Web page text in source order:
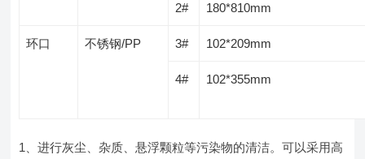
2# 180*810mm
环口 不锈钢/PP 3# 102*209mm
4# 102*355mm
1、进行灰尘、杂质、悬浮颗粒等污染物的清洁。可以采用高